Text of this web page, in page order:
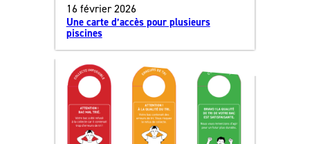
16 février 2026
Une carte d’accès pour plusieurs
piscines